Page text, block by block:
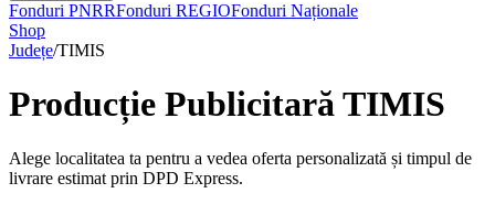
Fonduri PNRRFonduri REGIOFonduri Naționale
Shop
Județe/TIMIS
Producție PublicitarăTIMIS
Alege localitatea ta pentru a vedea oferta personalizată și timpul de
livrare estimat prin DPD Express.